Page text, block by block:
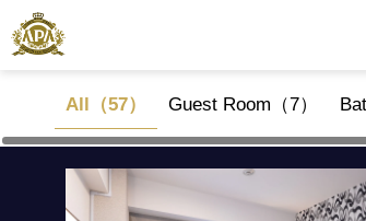
All（57） Guest Room（7）